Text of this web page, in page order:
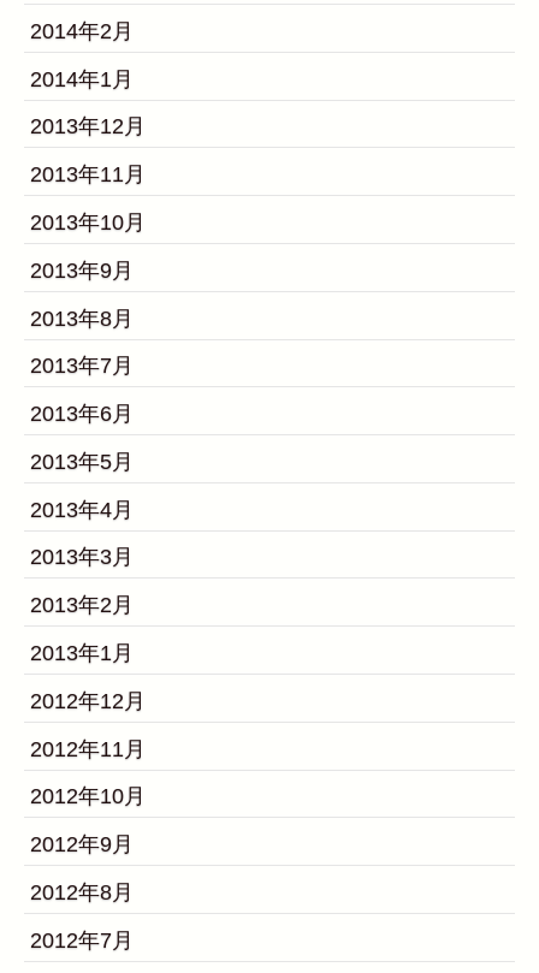
2014年2月
2014年1月
2013年12月
2013年11月
2013年10月
2013年9月
2013年8月
2013年7月
2013年6月
2013年5月
2013年4月
2013年3月
2013年2月
2013年1月
2012年12月
2012年11月
2012年10月
2012年9月
2012年8月
2012年7月